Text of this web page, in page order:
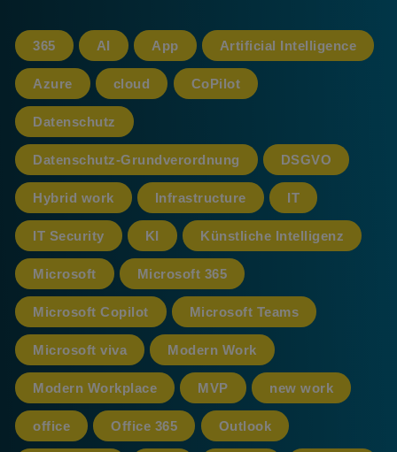
365 AI App Artificial Intelligence
Azure cloud CoPilot
Datenschutz
Datenschutz-Grundverordnung DSGVO
Hybrid work Infrastructure IT
IT Security KI Künstliche Intelligenz
Microsoft Microsoft 365
Microsoft Copilot Microsoft Teams
Microsoft viva Modern Work
Modern Workplace MVP new work
office Office 365 Outlook